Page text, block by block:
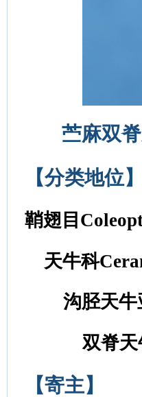
苎麻双
【分类地位】
鞘翅目
天牛科
沟胫天牛
双脊天
【寄主】